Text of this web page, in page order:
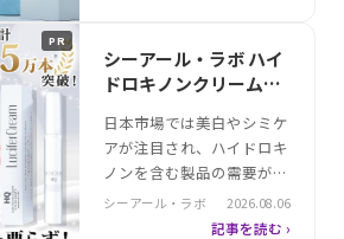
本商品は、サロンクオリテ
ィを実現した4点セットと
各製品が異なるケア目的を
カバーし、ダメージ補修や
静電気防止、…
PR
シーアール・ラボ ハイ
ドロキノンクリーム｜
的な使い方
日本市場では美白やシミケ
アが注目され、ハイドロキ
ノンを含む製品の需要が増
加しています。特に紫外線
ダメージによるくすみやシ
シーアール・ラボ 2026.08.06
記事を読む ›